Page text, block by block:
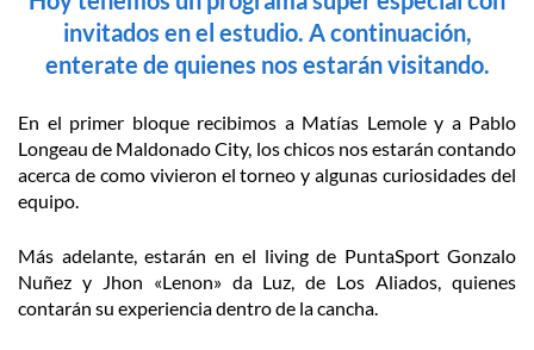
invitados en el estudio. A continuación,
enterate de quienes nos estarán visitando.
En el primer bloque recibimos a Matías Lemole y a Pablo
Longeau de Maldonado City, los chicos nos estarán contando
acerca de como vivieron el torneo y algunas curiosidades del
equipo.
Más adelante, estarán en el living de PuntaSport Gonzalo
Nuñez y Jhon «Lenon» da Luz, de Los Aliados, quienes
contarán su experiencia dentro de la cancha.